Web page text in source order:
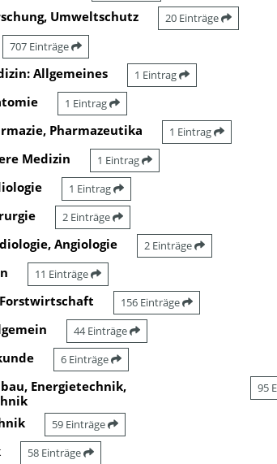
Umweltschutz 20 Einträge
707 Einträge
Allgemeines 1 Eintrag
1 Eintrag
Pharmazeutika 1 Eintrag
Medizin 1 Eintrag
1 Eintrag
2 Einträge
Angiologie 2 Einträge
11 Einträge
156 Einträge
44 Einträge
6 Einträge
Energietechnik,
95
59 Einträge
58 Einträge